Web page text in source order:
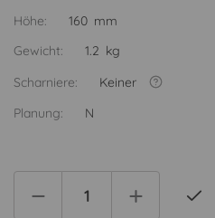
Höhe:
160 mm
Gewicht:
1.2 kg
Scharniere:
Keiner
Planung:
N